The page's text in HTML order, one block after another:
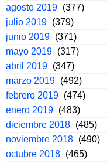
agosto 2019 (377)
julio 2019 (379)
junio 2019 (371)
mayo 2019 (317)
abril 2019 (347)
marzo 2019 (492)
febrero 2019 (474)
enero 2019 (483)
diciembre 2018 (485)
noviembre 2018 (490)
octubre 2018 (465)